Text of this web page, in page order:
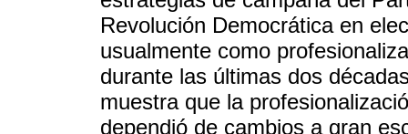
Revolución Democrática en
usualmente como
durante las últimas dos
muestra que la
dependió de cambios a gran